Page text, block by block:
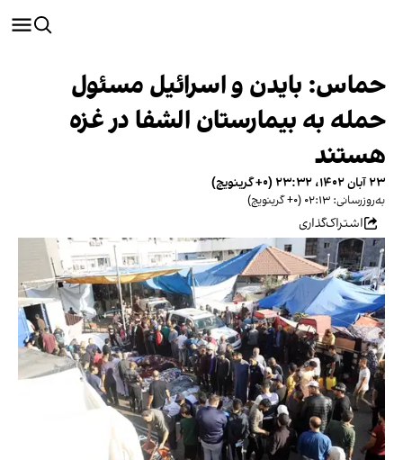
حماس: بایدن و اسرائیل مسئول
حمله به بیمارستان الشفا در غزه
هستند
۲۳ آبان ۱۴۰۲، ۲۳:۳۲ (‎+۰ گرینویچ)
به‌روزرسانی: ۰۲:۱۳ (‎+۰ گرینویچ)
اشتراک‌گذاری